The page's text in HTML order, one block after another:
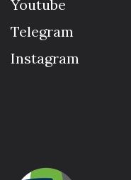
Youtube
Telegram
Instagram